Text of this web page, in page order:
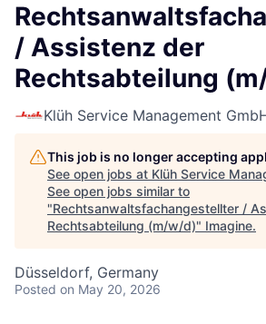
/ Assistenz der
Rechtsabteilung
Klüh Service Management
This job is no longer accepting
See open jobs at Klüh Service
See open jobs similar to
"Rechtsanwaltsfachangestellter /
Rechtsabteilung (m/w/d)" Imagine.
Düsseldorf, Germany
Posted on May 20, 2026